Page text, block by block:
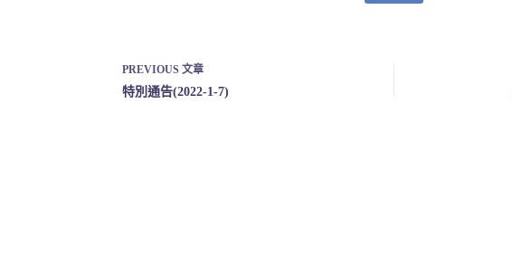
PREVIOUS 文章
特別通告(2022-1-7)